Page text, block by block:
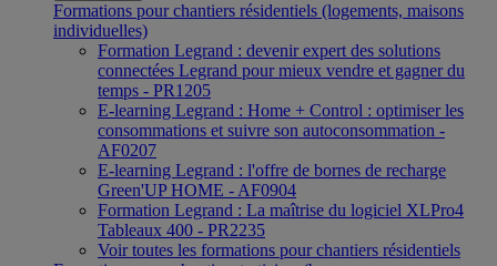
Formations pour chantiers résidentiels (logements, maisons
individuelles)
Formation Legrand : devenir expert des solutions
connectées Legrand pour mieux vendre et gagner du
temps - PR1205
E-learning Legrand : Home + Control : optimiser les
consommations et suivre son autoconsommation -
AF0207
E-learning Legrand : l'offre de bornes de recharge
Green'UP HOME - AF0904
Formation Legrand : La maîtrise du logiciel XLPro4
Tableaux 400 - PR2235
Voir toutes les formations pour chantiers résidentiels